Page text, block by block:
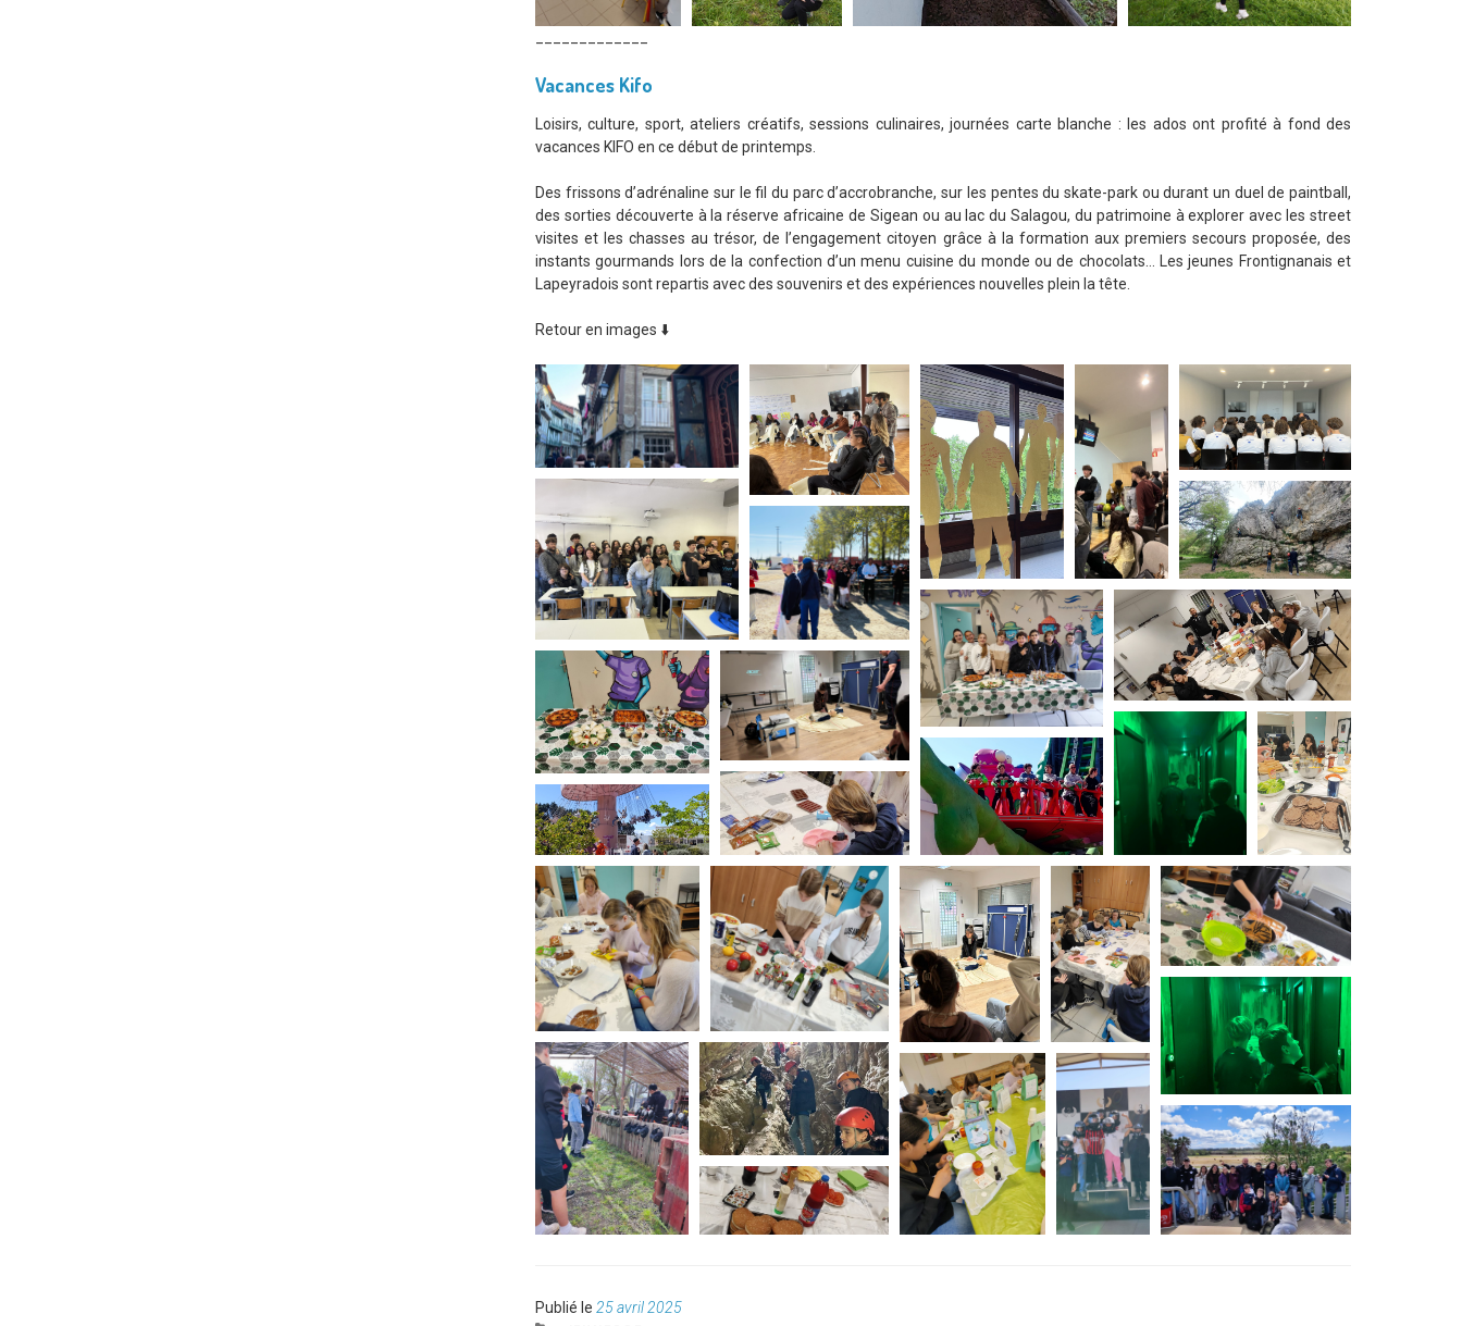
Vacances Kifo
Loisirs, culture, sport, ateliers créatifs, sessions culinaires, journées carte blanche : les ados ont profité à fond des
vacances KIFO en ce début de printemps.
Des frissons d’adrénaline sur le fil du parc d’accrobranche, sur les pentes du skate-park ou durant un duel de paintball,
des sorties découverte à la réserve africaine de Sigean ou au lac du Salagou, du patrimoine à explorer avec les street
visites et les chasses au trésor, de l’engagement citoyen grâce à la formation aux premiers secours proposée, des
instants gourmands lors de la confection d’un menu cuisine du monde ou de chocolats… Les jeunes Frontignanais et
Lapeyradois sont repartis avec des souvenirs et des expériences nouvelles plein la tête.
Retour en images ⬇️
Publié le Publié
25 avril 2025